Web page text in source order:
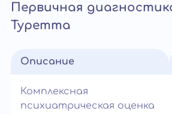
Первичная
Туретта
Описание
Комплексная
психиатрическая оценка